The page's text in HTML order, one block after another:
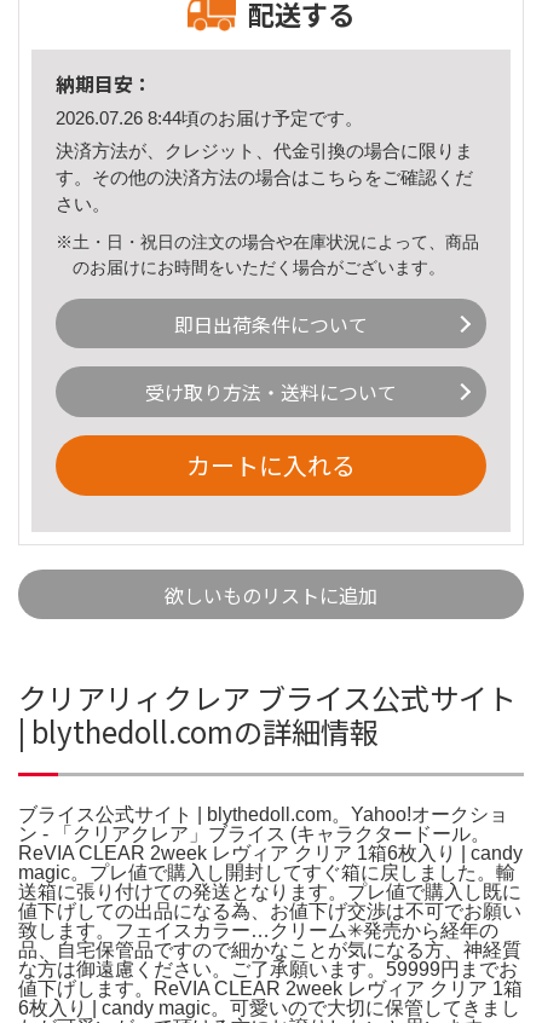
配送する
納期目安：
2026.07.26 8:44頃のお届け予定です。
決済方法が、クレジット、代金引換の場合に限りま
す。その他の決済方法の場合はこちら をご確認くだ
さい。
※土・日・祝日の注文の場合や在庫状況によって、商品
のお届けにお時間をいただく場合がございます。
即日出荷条件について
受け取り方法・送料について
カートに入れる
欲しいものリストに追加
クリアリィクレア ブライス公式サイト
| blythedoll.comの詳細情報
ブライス公式サイト | blythedoll.com。Yahoo!オークショ
ン - 「クリアクレア」ブライス (キャラクタードール。
ReVIA CLEAR 2week レヴィア クリア 1箱6枚入り | candy
magic。プレ値で購入し開封してすぐ箱に戻しました。輸
送箱に張り付けての発送となります。プレ値で購入し既に
値下げしての出品になる為、お値下げ交渉は不可でお願い
致します。フェイスカラー…クリーム✳︎発売から経年の
品、自宅保管品ですので細かなことが気になる方、神経質
な方は御遠慮ください。ご了承願います。59999円までお
値下げします。ReVIA CLEAR 2week レヴィア クリア 1箱
6枚入り | candy magic。可愛いので大切に保管してきまし